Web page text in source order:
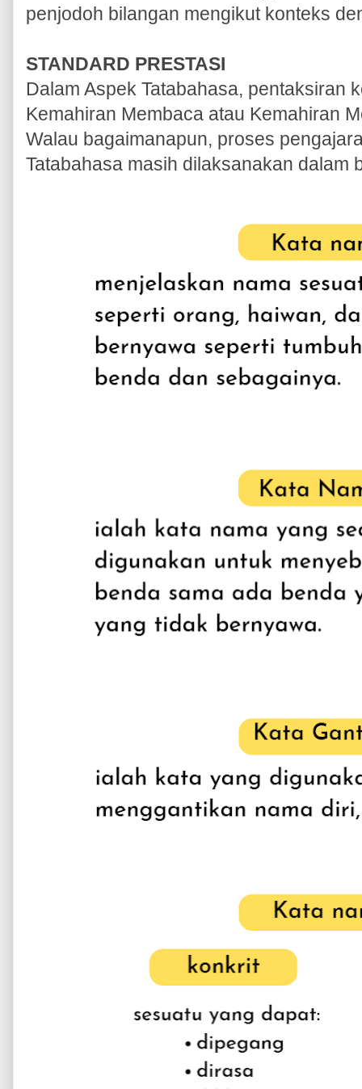
penjodoh bilangan mengikut konteks
STANDARD PRESTASI
Dalam Aspek Tatabahasa, pentaksiran
Kemahiran Membaca atau Kemahiran
Walau bagaimanapun, proses
Tatabahasa masih dilaksanakan